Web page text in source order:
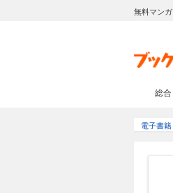
無料マン
総合
電子書